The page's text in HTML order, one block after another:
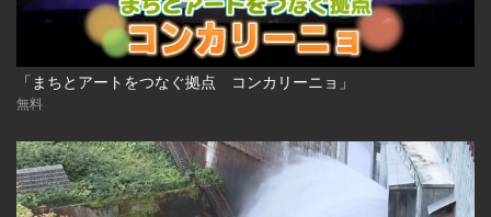
「まちとアートをつなぐ拠点 コンカリーニョ」
無料